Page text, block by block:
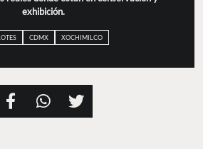
exhibición.
CDMX XOCHIMILCO